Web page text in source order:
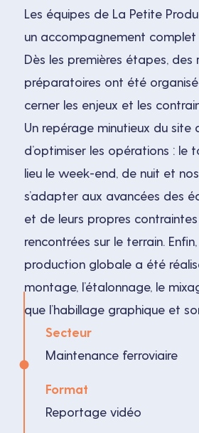
Les équipes de La Petite
un accompagnement complet
Dès les premières étapes, des
préparatoires ont été
cerner les enjeux et les
Un repérage minutieux du site
d’optimiser les opérations : le
lieu le week-end, de nuit et
s’adapter aux avancées des
et de leurs propres
rencontrées sur le terrain.
production globale a été
montage, l’étalonnage, le
que l’habillage graphique et
Secteur
Maintenance ferroviaire
Format
Reportage vidéo